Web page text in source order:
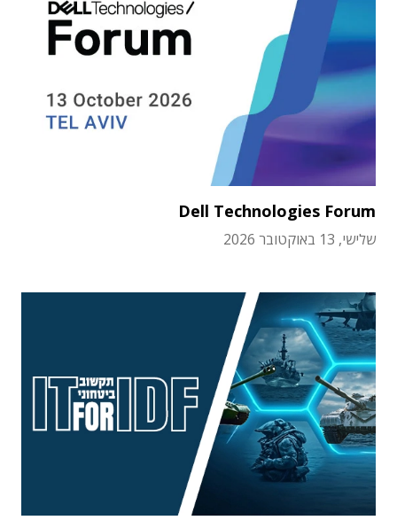
Dell Technologies Forum
שלישי, 13 באוקטובר 2026